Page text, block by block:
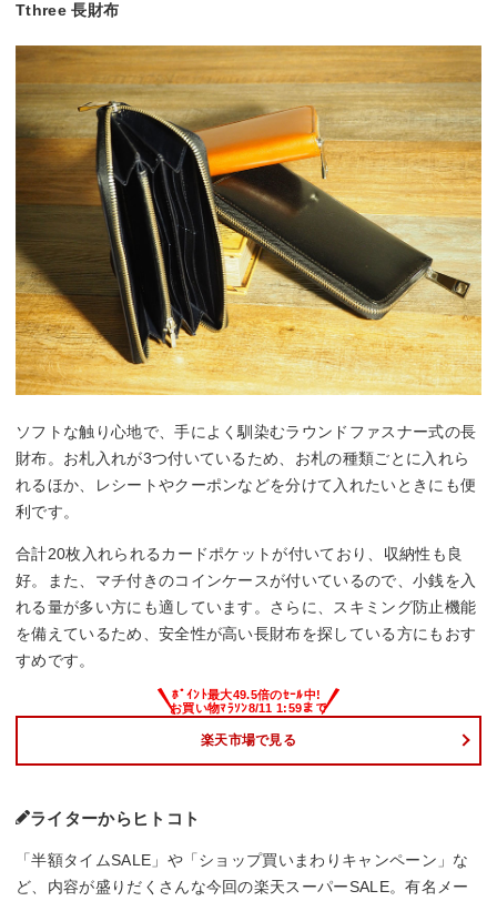
Tthree 長財布
ソフトな触り心地で、手によく馴染むラウンドファスナー式の長
財布。お札入れが3つ付いているため、お札の種類ごとに入れら
れるほか、レシートやクーポンなどを分けて入れたいときにも便
利です。
合計20枚入れられるカードポケットが付いており、収納性も良
好。また、マチ付きのコインケースが付いているので、小銭を入
れる量が多い方にも適しています。さらに、スキミング防止機能
を備えているため、安全性が高い長財布を探している方にもおす
すめです。
楽天市場で見る
ライターからヒトコト
「半額タイムSALE」や「ショップ買いまわりキャンペーン」な
ど、内容が盛りだくさんな今回の楽天スーパーSALE。有名メー